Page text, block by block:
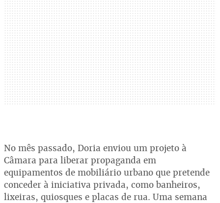
No mês passado, Doria enviou um projeto à
Câmara para liberar propaganda em
equipamentos de mobiliário urbano que pretende
conceder à iniciativa privada, como banheiros,
lixeiras, quiosques e placas de rua. Uma semana